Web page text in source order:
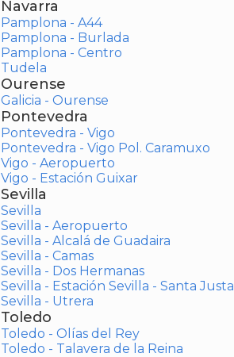
Navarra
Pamplona - A44
Pamplona - Burlada
Pamplona - Centro
Tudela
Ourense
Galicia - Ourense
Pontevedra
Pontevedra - Vigo
Pontevedra - Vigo Pol. Caramuxo
Vigo - Aeropuerto
Vigo - Estación Guixar
Sevilla
Sevilla
Sevilla - Aeropuerto
Sevilla - Alcalá de Guadaira
Sevilla - Camas
Sevilla - Dos Hermanas
Sevilla - Estación Sevilla - Santa Justa
Sevilla - Utrera
Toledo
Toledo - Olías del Rey
Toledo - Talavera de la Reina